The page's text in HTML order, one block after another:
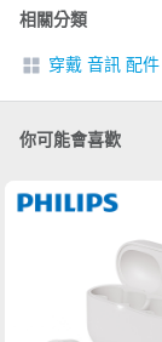
相關分類
穿戴 音訊 配件
你可能會喜歡